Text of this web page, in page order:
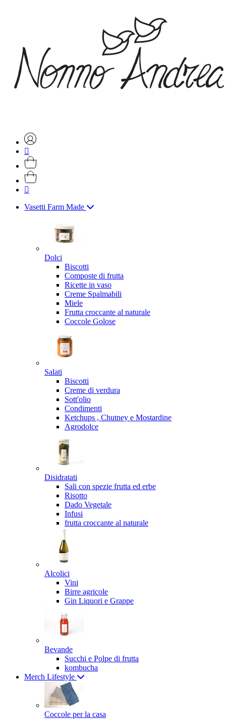
Vasetti Farm Made
Dolci
Biscotti
Composte di frutta
Ricette in vaso
Creme Spalmabili
Miele
Frutta croccante al naturale
Coccole Golose
Salati
Biscotti
Creme di verdura
Sott'olio
Condimenti
Ketchups , Chutney e Mostardine
Agrodolce
Disidratati
Sali con spezie frutta ed erbe
Risotto
Dado Vegetale
Infusi
frutta croccante al naturale
Alcolici
Vini
Birre agricole
Gin Liquori e Grappe
Bevande
Succhi e Polpe di frutta
kombucha
Merch Lifestyle
Coccole per la casa